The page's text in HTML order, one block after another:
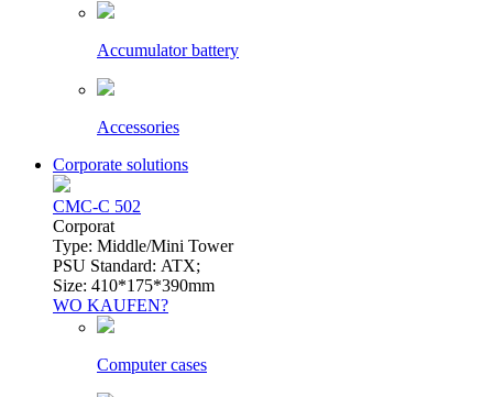
Accumulator battery
Accessories
Corporate solutions
CMC-C 502
Сorporat
Type: Middle/Mini Tower
PSU Standard: ATX;
Size: 410*175*390mm
WO KAUFEN?
Computer cases